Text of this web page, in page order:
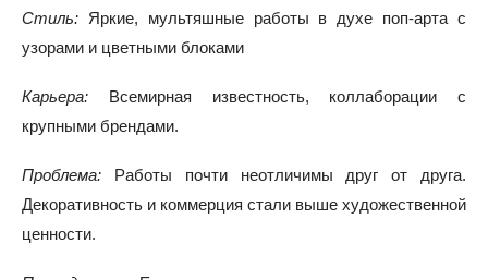
Стиль: Яркие, мультяшные работы в духе поп-арта с
узорами и цветными блоками
Карьера: Всемирная известность, коллаборации с
крупными брендами.
Проблема: Работы почти неотличимы друг от друга.
Декоративность и коммерция стали выше художественной
ценности.